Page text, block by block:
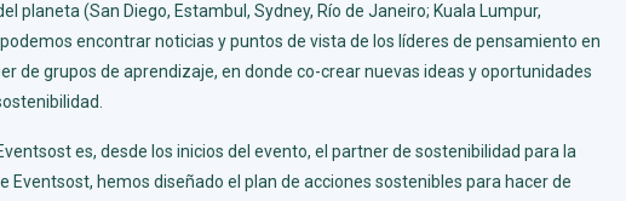
planeta (San Diego, Estambul, Sydney, Río de Janeiro; Kuala Lumpur,
encontrarnoticias y puntos de vista de los líderes de pensamiento en
de grupos de aprendizaje, en donde co-crear nuevas ideas y oportunidades
es, desde los inicios del evento, el partner de sostenibilidad para la
Eventsost, hemos diseñado el plan de acciones sostenibles para hacer de